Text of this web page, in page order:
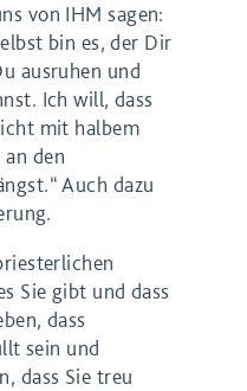
von IHM sagen:
bin es, der Dir
ausruhen und
Ich will, dass
mit halbem
den
Auch dazu
Sie gibt und dass
dass
sein und
dass Sie treu